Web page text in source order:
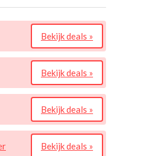
Bekijk deals »
Bekijk deals »
Bekijk deals »
Bekijk deals »